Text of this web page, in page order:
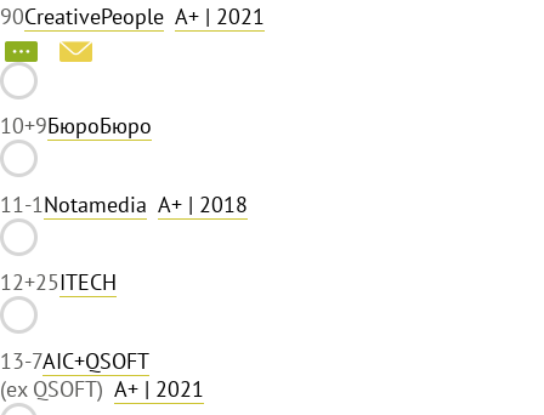
90CreativePeople A+ | 2021
10+9БюроБюро
11-1Notamedia A+ | 2018
12+25ITECH
13-7AIC+QSOFT
(ex QSOFT) A+ | 2021